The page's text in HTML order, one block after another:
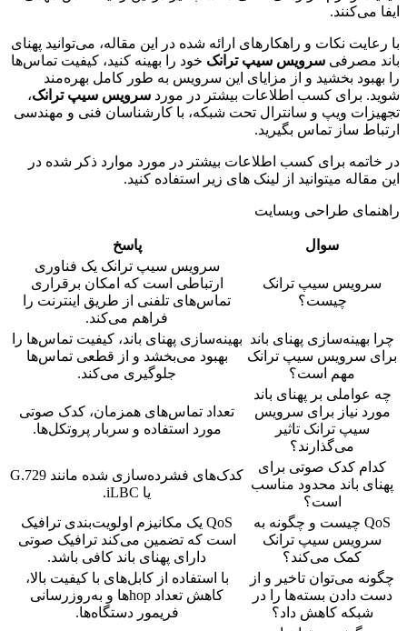
ایفا می‌کنند.
با رعایت نکات و راهکارهای ارائه شده در این مقاله، می‌توانید پهنای
باند مصرفی سرویس سیپ ترانک خود را بهینه کنید، کیفیت تماس‌ها
را بهبود بخشید و از مزایای این سرویس به طور کامل بهره‌مند
شوید. برای کسب اطلاعات بیشتر در مورد سرویس سیپ ترانک،
تجهیزات ویپ و سانترال تحت شبکه، با کارشناسان فنی و مهندسی
ارتباط ساز تماس بگیرید.
در خاتمه برای کسب اطلاعات بیشتر در مورد موارد ذکر شده در
این مقاله میتوانید از لینک های زیر استفاده کنید.
راهنمای طراحی وبسایت
سوال پاسخ
سرویس سیپ ترانک
چیست؟
سرویس سیپ ترانک یک فناوری
ارتباطی است که امکان برقراری
تماس‌های تلفنی از طریق اینترنت را
فراهم می‌کند.
چرا بهینه‌سازی پهنای باند
برای سرویس سیپ ترانک
مهم است؟
بهینه‌سازی پهنای باند، کیفیت تماس‌ها را
بهبود می‌بخشد و از قطعی تماس‌ها
جلوگیری می‌کند.
چه عواملی بر پهنای باند
مورد نیاز برای سرویس
سیپ ترانک تاثیر
می‌گذارند؟
تعداد تماس‌های همزمان، کدک صوتی
مورد استفاده و سربار پروتکل‌ها.
کدام کدک صوتی برای
پهنای باند محدود مناسب
است؟
کدک‌های فشرده‌سازی شده مانند G.729
یا iLBC.
QoS چیست و چگونه به
سرویس سیپ ترانک
کمک می‌کند؟
QoS یک مکانیزم اولویت‌بندی ترافیک
است که تضمین می‌کند ترافیک صوتی
دارای پهنای باند کافی باشد.
چگونه می‌توان تاخیر و از
دست دادن بسته‌ها را در
شبکه کاهش داد؟
با استفاده از کابل‌های با کیفیت بالا،
کاهش تعداد hop‌ها و به‌روزرسانی
فریمور دستگاه‌ها.